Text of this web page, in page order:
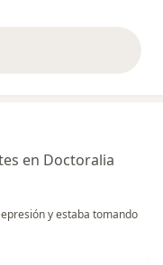
anteriores
en Doctoralia
y estaba tomando